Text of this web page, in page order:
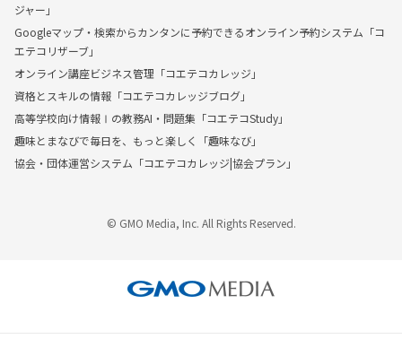
ジャー」
Googleマップ・検索からカンタンに予約できるオンライン予約システム「コ
エテコリザーブ」
オンライン講座ビジネス管理「コエテコカレッジ」
資格とスキルの情報「コエテコカレッジブログ」
高等学校向け情報Ⅰの教務AI・問題集「コエテコStudy」
趣味とまなびで毎日を、もっと楽しく「趣味なび」
協会・団体運営システム「コエテコカレッジ|協会プラン」
© GMO Media, Inc. All Rights Reserved.